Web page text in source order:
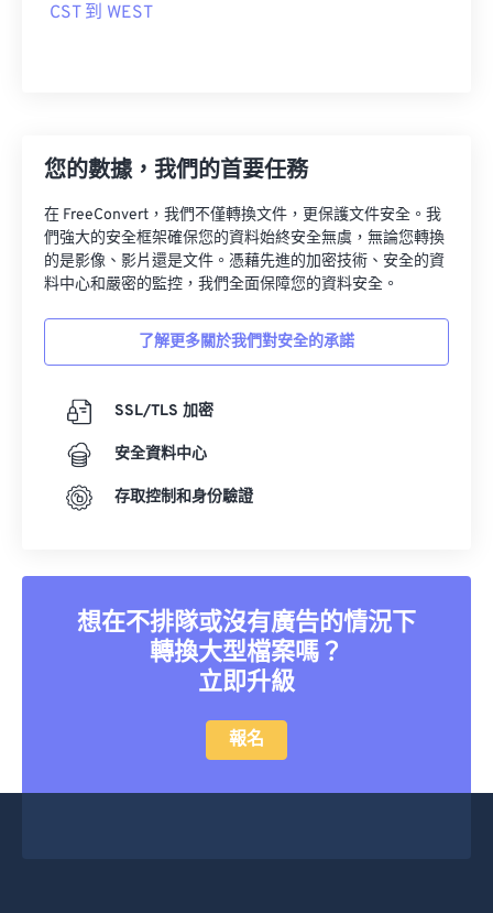
CST 到 WEST
您的數據，我們的首要任務
在 FreeConvert，我們不僅轉換文件，更保護文件安全。我
們強大的安全框架確保您的資料始終安全無虞，無論您轉換
的是影像、影片還是文件。憑藉先進的加密技術、安全的資
料中心和嚴密的監控，我們全面保障您的資料安全。
了解更多關於我們對安全的承諾
SSL/TLS 加密
安全資料中心
存取控制和身份驗證
想在不排隊或沒有廣告的情況下
轉換大型檔案嗎？
立即升級
報名